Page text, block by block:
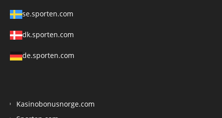
se.sporten.com
dk.sporten.com
de.sporten.com
Kasinobonusnorge.com